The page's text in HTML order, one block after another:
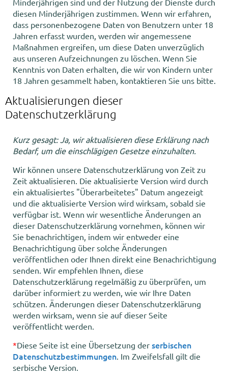
Minderjährigen sind und der Nutzung der Dienste durch
diesen Minderjährigen zustimmen. Wenn wir erfahren,
dass personenbezogene Daten von Benutzern unter 18
Jahren erfasst wurden, werden wir angemessene
Maßnahmen ergreifen, um diese Daten unverzüglich
aus unseren Aufzeichnungen zu löschen. Wenn Sie
Kenntnis von Daten erhalten, die wir von Kindern unter
18 Jahren gesammelt haben, kontaktieren Sie uns bitte.
Aktualisierungen dieser
Datenschutzerklärung
Kurz gesagt: Ja, wir aktualisieren diese Erklärung nach
Bedarf, um die einschlägigen Gesetze einzuhalten.
Wir können unsere Datenschutzerklärung von Zeit zu
Zeit aktualisieren. Die aktualisierte Version wird durch
ein aktualisiertes "Überarbeitetes" Datum angezeigt
und die aktualisierte Version wird wirksam, sobald sie
verfügbar ist. Wenn wir wesentliche Änderungen an
dieser Datenschutzerklärung vornehmen, können wir
Sie benachrichtigen, indem wir entweder eine
Benachrichtigung über solche Änderungen
veröffentlichen oder Ihnen direkt eine Benachrichtigung
senden. Wir empfehlen Ihnen, diese
Datenschutzerklärung regelmäßig zu überprüfen, um
darüber informiert zu werden, wie wir Ihre Daten
schützen. Änderungen dieser Datenschutzerklärung
werden wirksam, wenn sie auf dieser Seite
veröffentlicht werden.
*Diese Seite ist eine Übersetzung der serbischen
Datenschutzbestimmungen. Im Zweifelsfall gilt die
serbische Version.